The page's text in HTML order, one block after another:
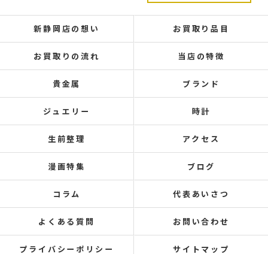
新静岡店の想い お買取り品目
お買取りの流れ 当店の特徴
貴金属 ブランド
ジュエリー 時計
生前整理 アクセス
漫画特集 ブログ
コラム 代表あいさつ
よくある質問 お問い合わせ
プライバシーポリシー サイトマップ